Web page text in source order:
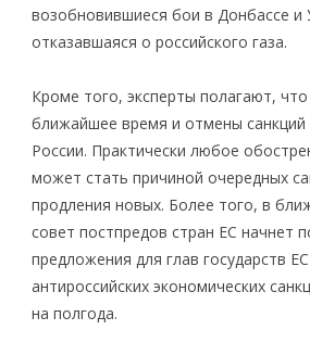
возобновившиеся бои в Донбассе и
отказавшаяся о российского газа.
Кроме того, эксперты полагают,
ближайшее время и отмены
России. Практически любое
может стать причиной очередных
продления новых. Более того, в
совет постпредов стран ЕС начнет
предложения для глав государств
антироссийских экономических
на полгода.